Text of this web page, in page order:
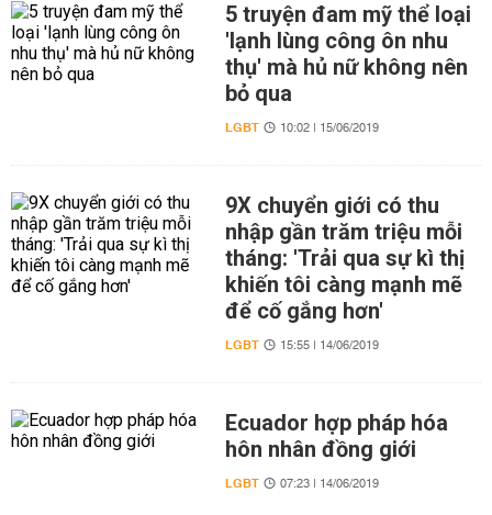
5 truyện đam mỹ thể loại
'lạnh lùng công ôn nhu
thụ' mà hủ nữ không nên
bỏ qua
LGBT 10:02 | 15/06/2019
9X chuyển giới có thu
nhập gần trăm triệu mỗi
tháng: 'Trải qua sự kì thị
khiến tôi càng mạnh mẽ
để cố gắng hơn'
LGBT 15:55 | 14/06/2019
Ecuador hợp pháp hóa
hôn nhân đồng giới
LGBT 07:23 | 14/06/2019